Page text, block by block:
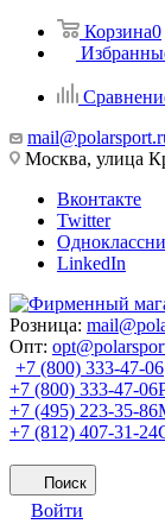
Корзина0
Москва, улица
Вконтакте
Twitter
LinkedIn
Розница:
Опт:
+7 (800) 333-47-06
+7 (800) 333-47-06
+7 (495) 223-35-86
+7 (812) 407-31-24
Поиск
Войти